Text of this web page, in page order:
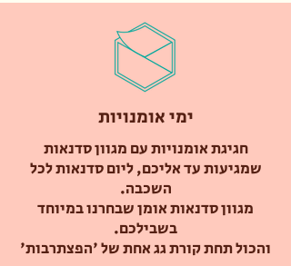
ימי אומנויות
חגיגת אומנויות עם מגוון סדנאות
שמגיעות עד אליכם, ליום סדנאות לכל
השכבה.
מגוון סדנאות אומן שבחרנו במיוחד
בשבילכם.
והכול תחת קורת גג אחת של 'הפצתרבות'